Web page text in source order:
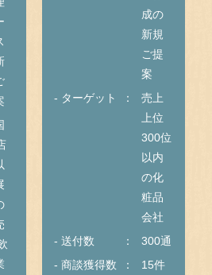
成の
新規
ご提
案
- ターゲット
売上
上位
300位
以内
の化
粧品
会社
- 送付数
300通
- 商談獲得数
15件